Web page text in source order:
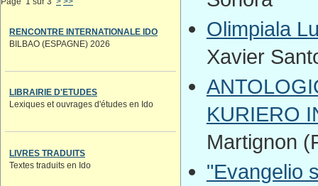
RENCONTRE INTERNATIONALE IDO
BILBAO (ESPAGNE) 2026
LIBRAIRIE D'ETUDES
Lexiques et ouvrages d'études en Ido
LIVRES TRADUITS
Textes traduits en Ido
Olimpiala
Xavier
KURIERO
Martignon
"Evangelio